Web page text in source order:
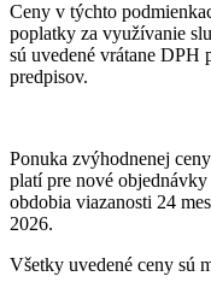
Ceny v týchto
poplatky za využívanie
sú uvedené vrátane DPH
predpisov.
Ponuka zvýhodnenej
platípre nové
obdobia viazanosti 24
2026.
Všetky uvedené ceny sú